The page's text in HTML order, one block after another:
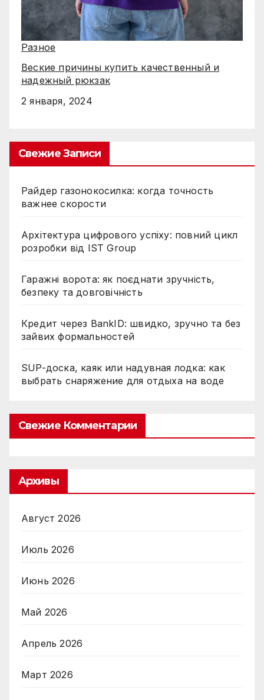
Разное
Веские причины купить качественный и
надежный рюкзак
2 января, 2024
Свежие Записи
Райдер газонокосилка: когда точность
важнее скорости
Архітектура цифрового успіху: повний цикл
розробки від IST Group
Гаражні ворота: як поєднати зручність,
безпеку та довговічність
Кредит через BankID: швидко, зручно та без
зайвих формальностей
SUP-доска, каяк или надувная лодка: как
выбрать снаряжение для отдыха на воде
Свежие Комментарии
Архивы
Август 2026
Июль 2026
Июнь 2026
Май 2026
Апрель 2026
Март 2026